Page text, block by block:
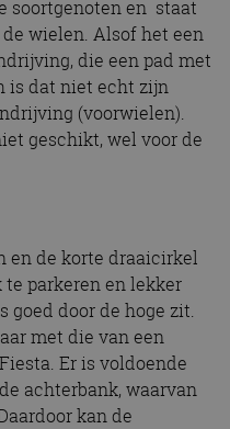
soortgenoten en staat
wielen. Alsof het een
die een pad met
is dat niet echt zijn
(voorwielen).
geschikt, wel voor de
en de korte draaicirkel
parkeren en lekker
goed door de hoge zit.
met die van een
Er is voldoende
achterbank, waarvan
kan de